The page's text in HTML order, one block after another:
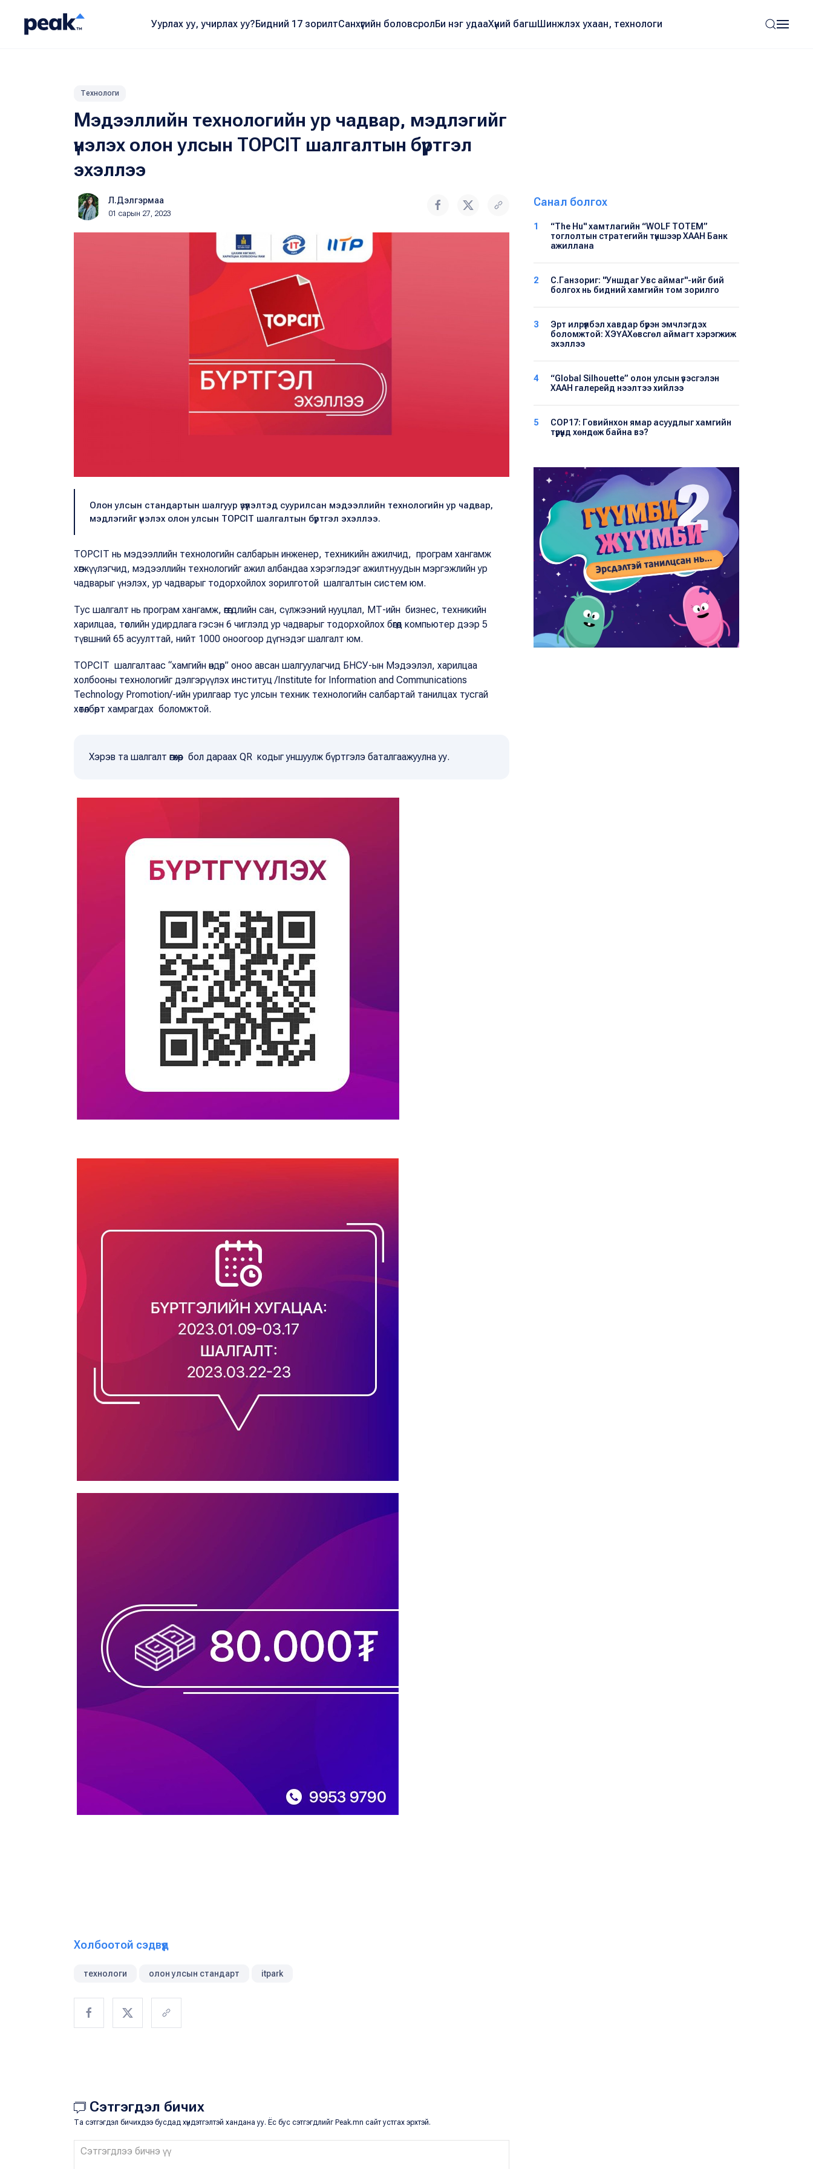
Уурлах уу, учирлах уу?Бидний 17 зорилтСанхүүгийн боловсролБи нэг удааХүний багшШинжлэх ухаан, технологи
Технологи
Мэдээллийн технологийн ур чадвар, мэдлэгийг
үнэлэх олон улсын ТОPСIТ шалгалтын бүртгэл
эхэллээ
Л.Дэлгэрмаа
01 сарын 27, 2023
Олон улсын стандартын шалгуур үзүүлэлтэд суурилсан мэдээллийн технологийн ур чадвар,
мэдлэгийг үнэлэх олон улсын ТОPСIТ шалгалтын бүртгэл эхэллээ.
TOPCIТ нь мэдээллийн технологийн салбарын инженер, техникийн ажилчид, програм хангамж
хөгжүүлэгчид, мэдээллийн технологийг ажил албандаа хэрэглэдэг ажилтнуудын мэргэжлийн ур
чадварыг үнэлэх, ур чадварыг тодорхойлох зорилготой шалгалтын систем юм.
Тус шалгалт нь програм хангамж, өгөгдлийн сан, сүлжээний нууцлал, МТ-ийн бизнес, техникийн
харилцаа, төслийн удирдлага гэсэн 6 чиглэлд ур чадварыг тодорхойлох бөгөөд компьютер дээр 5
түвшний 65 асуулттай, нийт 1000 оноогоор дүгнэдэг шалгалт юм.
ТОPСIТ шалгалтаас “хамгийн өндөр” оноо авсан шалгуулагчид БНСУ-ын Мэдээлэл, харилцаа
холбооны технологийг дэлгэрүүлэх институц /Institute for Information and Communications
Technology Promotion/-ийн урилгаар тус улсын техник технологийн салбартай танилцах тусгай
хөтөлбөрт хамрагдах боломжтой.
Хэрэв та шалгалт өгөхөөр бол дараах QR кодыг уншуулж бүртгэлэ баталгаажуулна уу.
Холбоотой сэдвүүд
технологи олон улсын стандарт itpark
Сэтгэгдэл бичих
Та сэтгэгдэл бичихдээ бусдад хүндэтгэлтэй хандана уу. Ёс бус сэтгэгдлийг Peak.mn сайт устгах эрхтэй.
Санал болгох
1
“The Hu" хамтлагийн “WOLF TOTEM”
тоглолтын стратегийн түншээр ХААН Банк
ажиллана
2
С.Ганзориг: "Уншдаг Увс аймаг"-ийг бий
болгох нь бидний хамгийн том зорилго
3
Эрт илрүүлбэл хавдар бүрэн эмчлэгдэх
боломжтой: ХЭҮА​Хөвсгөл аймагт хэрэгжиж
эхэллээ
4
“Global Silhouette” олон улсын үзэсгэлэн
ХААН галерейд нээлтээ хийлээ
5
COP17: Говийнхон ямар асуудлыг хамгийн
түрүүнд хөндөж байна вэ?